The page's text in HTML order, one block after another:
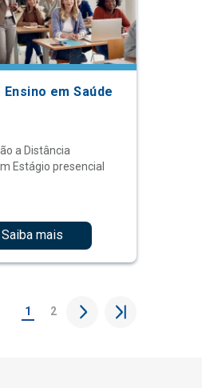
em Saúde
a Distância
Estágio presencial
Saiba mais
1 2